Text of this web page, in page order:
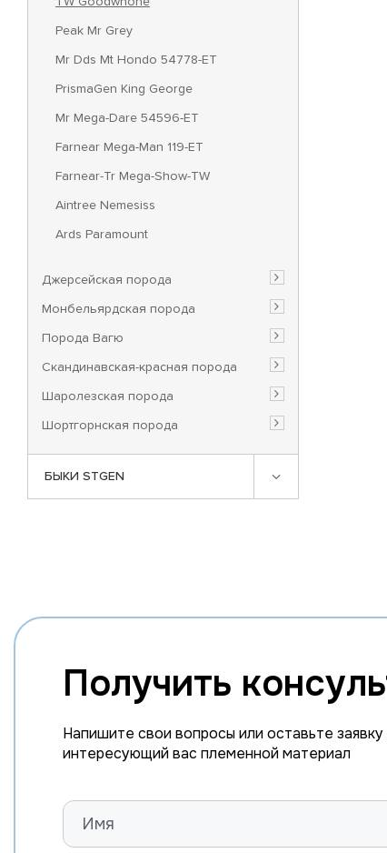
Peak Mr Grey
Mr Dds Mt Hondo 54778-ET
PrismaGen King George
Mr Mega-Dare 54596-ET
Farnear Mega-Man 119-ET
Farnear-Tr Mega-Show-TW
Aintree Nemesiss
Ards Paramount
Джерсейская порода
Монбельярдская порода
Порода Вагю
Скандинавская-красная порода
Шаролезская порода
Шортгорнская порода
БЫКИ STGEN
Получить
Напишите свои вопросы или оставьте заявку
интересующий вас племенной материал